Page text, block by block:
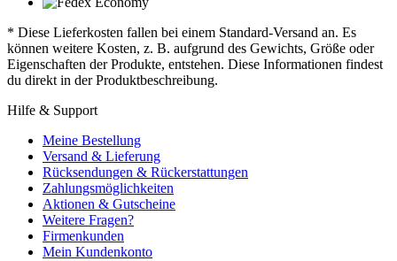
* Diese Lieferkosten fallen bei einem Standard-Versand an. Es
können weitere Kosten, z. B. aufgrund des Gewichts, Größe oder
Eigenschaften der Produkte, entstehen. Diese Informationen findest
du direkt in der Produktbeschreibung.
Hilfe & Support
Meine Bestellung
Versand & Lieferung
Rücksendungen & Rückerstattungen
Zahlungsmöglichkeiten
Aktionen & Gutscheine
Weitere Fragen?
Firmenkunden
Mein Kundenkonto